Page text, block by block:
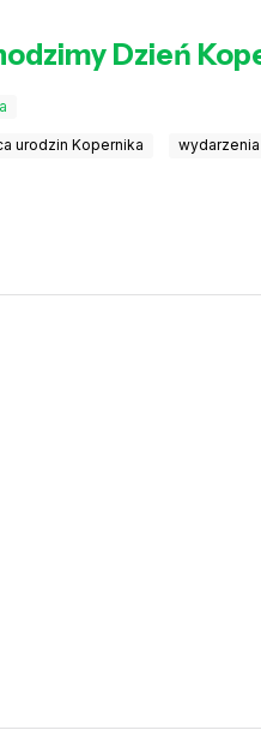
Dzień
urodzin Kopernika